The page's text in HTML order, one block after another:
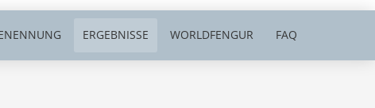
ERGEBNISSE WORLDFENGUR FAQ